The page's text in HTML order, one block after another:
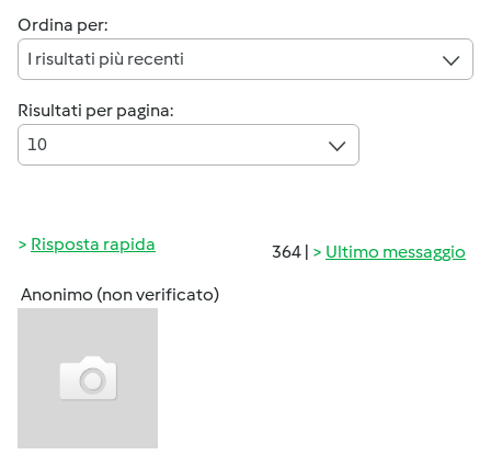
Ordina per:
I risultati più recenti
Risultati per pagina:
10
364 | Ultimo messaggio
Risposta rapida
Anonimo (non verificato)